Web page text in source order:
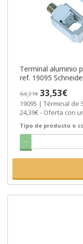
Terminal aluminio
ref. 19095
64,21€33,53€
19095 | Términal de
24,39€ - Oferta con
Tipo de producto o
-